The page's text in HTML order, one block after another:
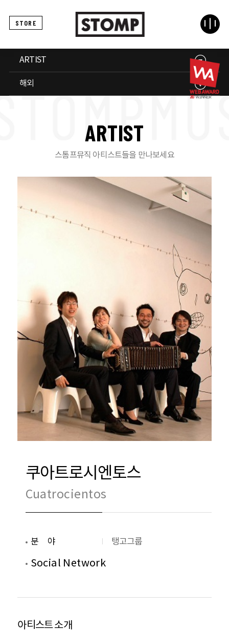
STORE
ARTIST
해외
ARTIST
스톰프뮤직 아티스트들을 만나보세요
쿠아트로시엔토스
Cuatrocientos
분야 탱고그룹
Social Network
아티스트 소개